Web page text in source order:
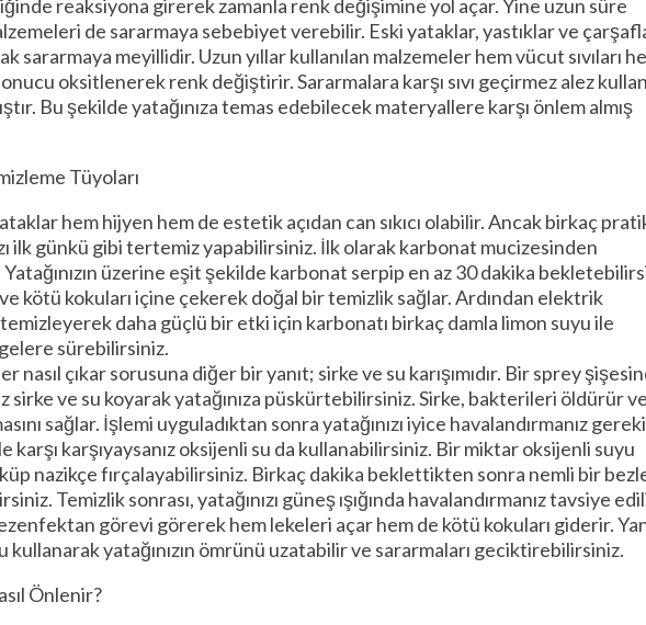
reaksiyona girerek zamanla renk değişimine yol açar. Yine uzun süre
de sararmaya sebebiyet verebilir. Eski yataklar, yastıklar ve
sararmaya meyillidir. Uzun yıllar kullanılan malzemeler hem vücut sıvıları
oksitlenerek renk değiştirir. Sararmalara karşı sıvı geçirmez alez
Bu şekilde yatağınıza temas edebilecek materyallere karşı önlem almış
Tüyoları
hem hijyen hem de estetik açıdan can sıkıcı olabilir. Ancak birkaç
ilk günkü gibi tertemiz yapabilirsiniz. İlk olarak karbonat mucizesinden
üzerine eşit şekilde karbonat serpip en az 30 dakika
kötü kokuları içine çekerek doğal bir temizlik sağlar. Ardından elektrik
daha güçlü bir etki için karbonatı birkaç damla limon suyu ile
sürebilirsiniz.
nasıl çıkar sorusuna diğer bir yanıt; sirke ve su karışımıdır. Bir sprey
sirke ve su koyarak yatağınıza püskürtebilirsiniz. Sirke, bakterileri öldürür ve
sağlar. İşlemi uyguladıktan sonra yatağınızı iyice havalandırmanız
karşı karşıyaysanız oksijenli su da kullanabilirsiniz. Bir miktar oksijenli suyu
nazikçe fırçalayabilirsiniz. Birkaç dakika beklettikten sonra nemli bir
Temizlik sonrası, yatağınızı güneş ışığında havalandırmanız tavsiye
görevi görerek hem lekeleri açar hem de kötü kokuları giderir.
kullanarak yatağınızın ömrünü uzatabilir ve sararmaları geciktirebilirsiniz.
Önlenir?